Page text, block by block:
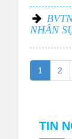
NHÂN
1 2
TIN